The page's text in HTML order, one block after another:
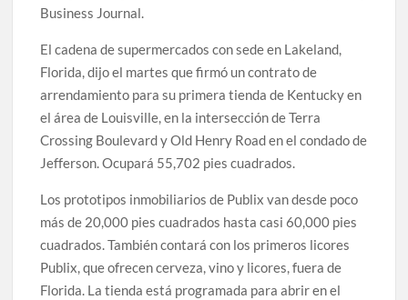
Business Journal.
El cadena de supermercados con sede en Lakeland,
Florida, dijo el martes que firmó un contrato de
arrendamiento para su primera tienda de Kentucky en
el área de Louisville, en la intersección de Terra
Crossing Boulevard y Old Henry Road en el condado de
Jefferson. Ocupará 55,702 pies cuadrados.
Los prototipos inmobiliarios de Publix van desde poco
más de 20,000 pies cuadrados hasta casi 60,000 pies
cuadrados. También contará con los primeros licores
Publix, que ofrecen cerveza, vino y licores, fuera de
Florida. La tienda está programada para abrir en el